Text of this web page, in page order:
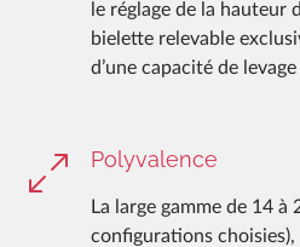
le réglage de la hauteur
bielette relevable
d’une capacité de
Polyvalence
La large gamme de 14 à
configurations choisies),